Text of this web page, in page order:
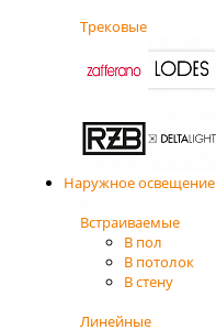
Трековые
Наружное освещение
Встраиваемые
В пол
В потолок
В стену
Линейные